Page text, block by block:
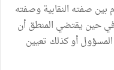
صفته النقابية وصفته
حين يقتضي المنطق أن
أو كذلك تعيين